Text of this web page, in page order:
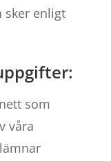
sker enligt
som
våra